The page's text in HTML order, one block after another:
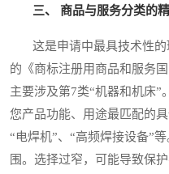
三、 商品与服务分类的
这是申请中最具技术性的
的《商标注册用商品和服务
主要涉及第7类“机器和机床”
您产品功能、用途最匹配的
“电焊机”、“高频焊接设备”
围。选择过窄，可能导致保